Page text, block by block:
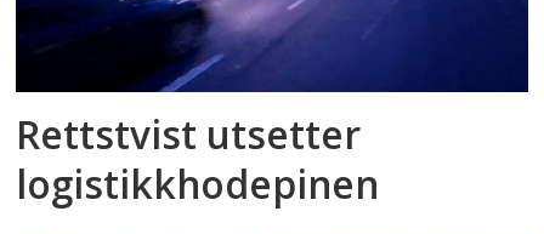
Rettstvist utsetter
logistikkhodepinen